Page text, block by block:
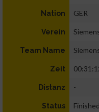
Nation GER
Verein
Team Name
Zeit
Distanz -
Status Finished